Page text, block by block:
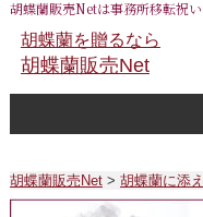
胡蝶蘭販売Netは事務所移転祝
胡蝶蘭を贈るなら
胡蝶蘭販売Net
胡蝶蘭販売Net> 胡蝶蘭に添